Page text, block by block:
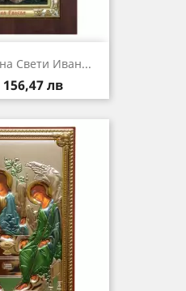
Свети Иван...
лв